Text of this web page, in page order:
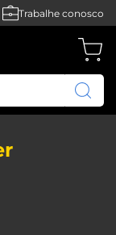
Trabalhe conosco